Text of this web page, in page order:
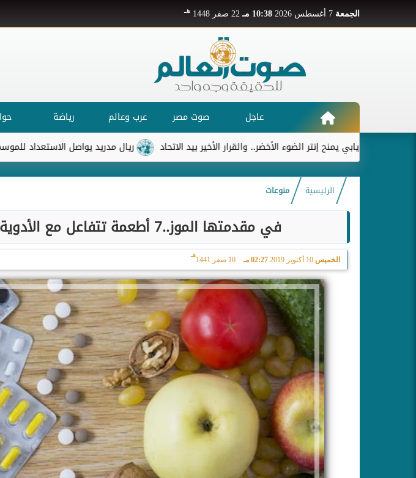
الجمعة 10:38 مـ 22 صفر 1448 هـ
عاجل صوت مصر عرب وعالم رياضة
ريال مدريد يواصل الاستعداد للموسم الجديد.. ديابي يمنح إنتر الضوء الأخضر.. والقرار الأخير بيد الاتحاد
الرئيسية منوعات
في مقدمتها الموز..7 أطعمة تتفاعل مع الأدوية بشكل سلبي
الخميس 10 أكتوبر 2019 02:27 مـ 10 صفر 1441
هـ